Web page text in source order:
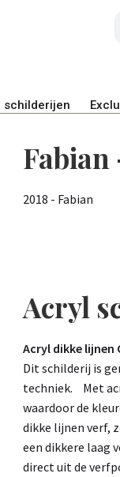
schilderijen
Fabian
2018 - Fabian
Acryl
Acryl dikke lijnen
Dit schilderij is
techniek. Met
waardoor de
dikke lijnen verf,
een dikkere laag
direct uit de